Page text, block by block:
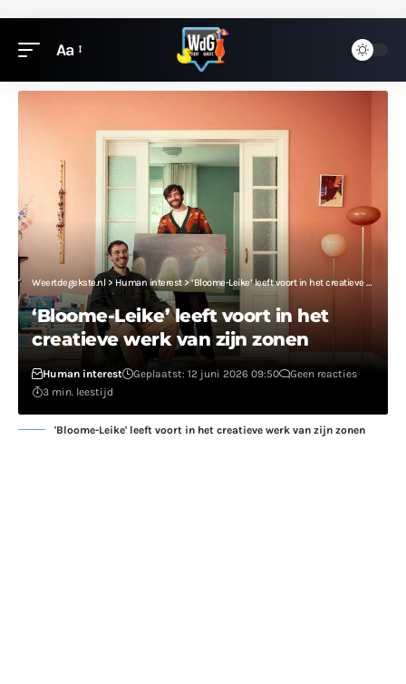
Aa
Weertdegekste.nl >Human interest>‘Bloome-Leike’ leeft voort in het creatieve werk van zijn zonen
‘Bloome-Leike’ leeft voort in het
creatieve werk van zijn zonen
Human interest Geplaatst: 12 juni 2026 09:50
Geen reacties
3 min. leestijd
'Bloome-Leike' leeft voort in het creatieve werk van zijn zonen